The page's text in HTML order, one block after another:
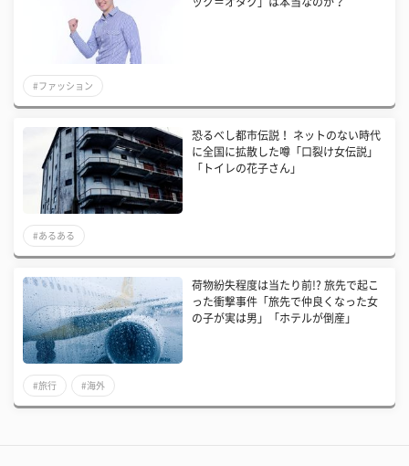
#ファッション
恐るべし都市伝説！ ネットのない時代
に全国に拡散した噂「口裂け女伝説」
「トイレの花子さん」
#あるある
荷物紛失程度は当たり前!? 旅先で起こ
った衝撃事件「旅先で仲良くなった女
の子が実は男」「ホテルが倒産」
#旅行 #海外